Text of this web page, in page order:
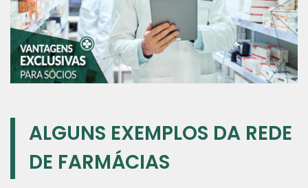
ALGUNS EXEMPLOS DA REDE
DE FARMÁCIAS